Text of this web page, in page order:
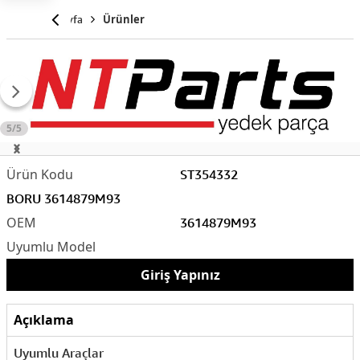
Anasayfa Ürünler
5/5
ST354332
3614879M93
BORU 3614879M93
Giriş Yapınız
Açıklama
Uyumlu Araçlar